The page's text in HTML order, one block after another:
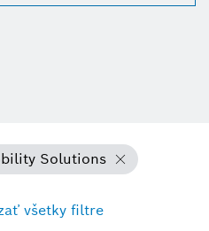
Solutions
všetky filtre